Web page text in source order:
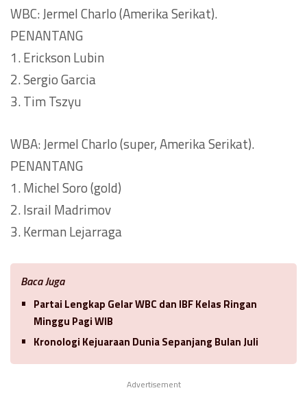
WBC: Jermel Charlo (Amerika Serikat).
PENANTANG
1. Erickson Lubin
2. Sergio Garcia
3. Tim Tszyu
WBA: Jermel Charlo (super, Amerika Serikat).
PENANTANG
1. Michel Soro (gold)
2. Israil Madrimov
3. Kerman Lejarraga
Baca Juga
Partai Lengkap Gelar WBC dan IBF Kelas Ringan
Minggu Pagi WIB
Kronologi Kejuaraan Dunia Sepanjang Bulan Juli
Advertisement